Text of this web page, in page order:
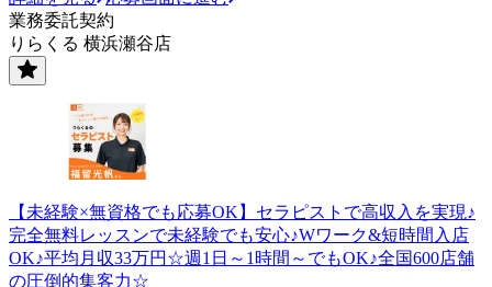
業務委託契約
りらくる 横浜瀬谷店
【未経験×無資格でも応募OK】セラピストで高収入を実現♪
完全無料レッスンで未経験でも安心♪Wワーク&短時間入店
OK♪平均月収33万円☆週1日～1時間～でもOK♪全国600店舗
の圧倒的集客力☆